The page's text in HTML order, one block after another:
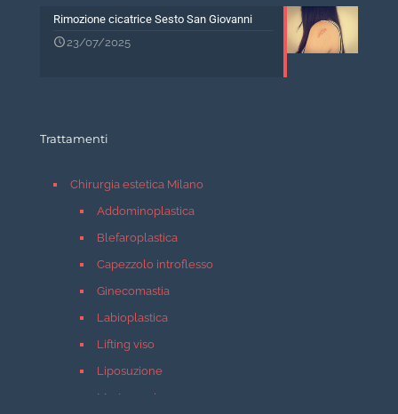
Rimozione cicatrice Sesto San Giovanni
23/07/2025
Trattamenti
Chirurgia estetica Milano
Addominoplastica
Blefaroplastica
Capezzolo introflesso
Ginecomastia
Labioplastica
Lifting viso
Liposuzione
Mastopessi